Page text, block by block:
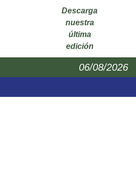
Descarga
nuestra
última
edición
06/08/2026